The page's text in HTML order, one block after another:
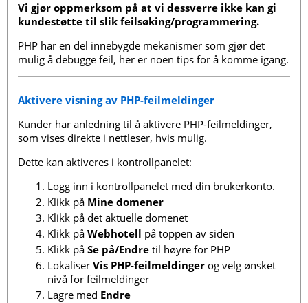
Vi gjør oppmerksom på at vi dessverre ikke kan gi
kundestøtte til slik feilsøking/programmering.
PHP har en del innebygde mekanismer som gjør det
mulig å debugge feil, her er noen tips for å komme igang.
Aktivere visning av PHP-feilmeldinger
Kunder har anledning til å aktivere PHP-feilmeldinger,
som vises direkte i nettleser, hvis mulig.
Dette kan aktiveres i kontrollpanelet:
Logg inn i kontrollpanelet med din brukerkonto.
Klikk på Mine domener
Klikk på det aktuelle domenet
Klikk på Webhotell på toppen av siden
Klikk på Se på/Endre til høyre for PHP
Lokaliser Vis PHP-feilmeldinger og velg ønsket
nivå for feilmeldinger
Lagre med Endre